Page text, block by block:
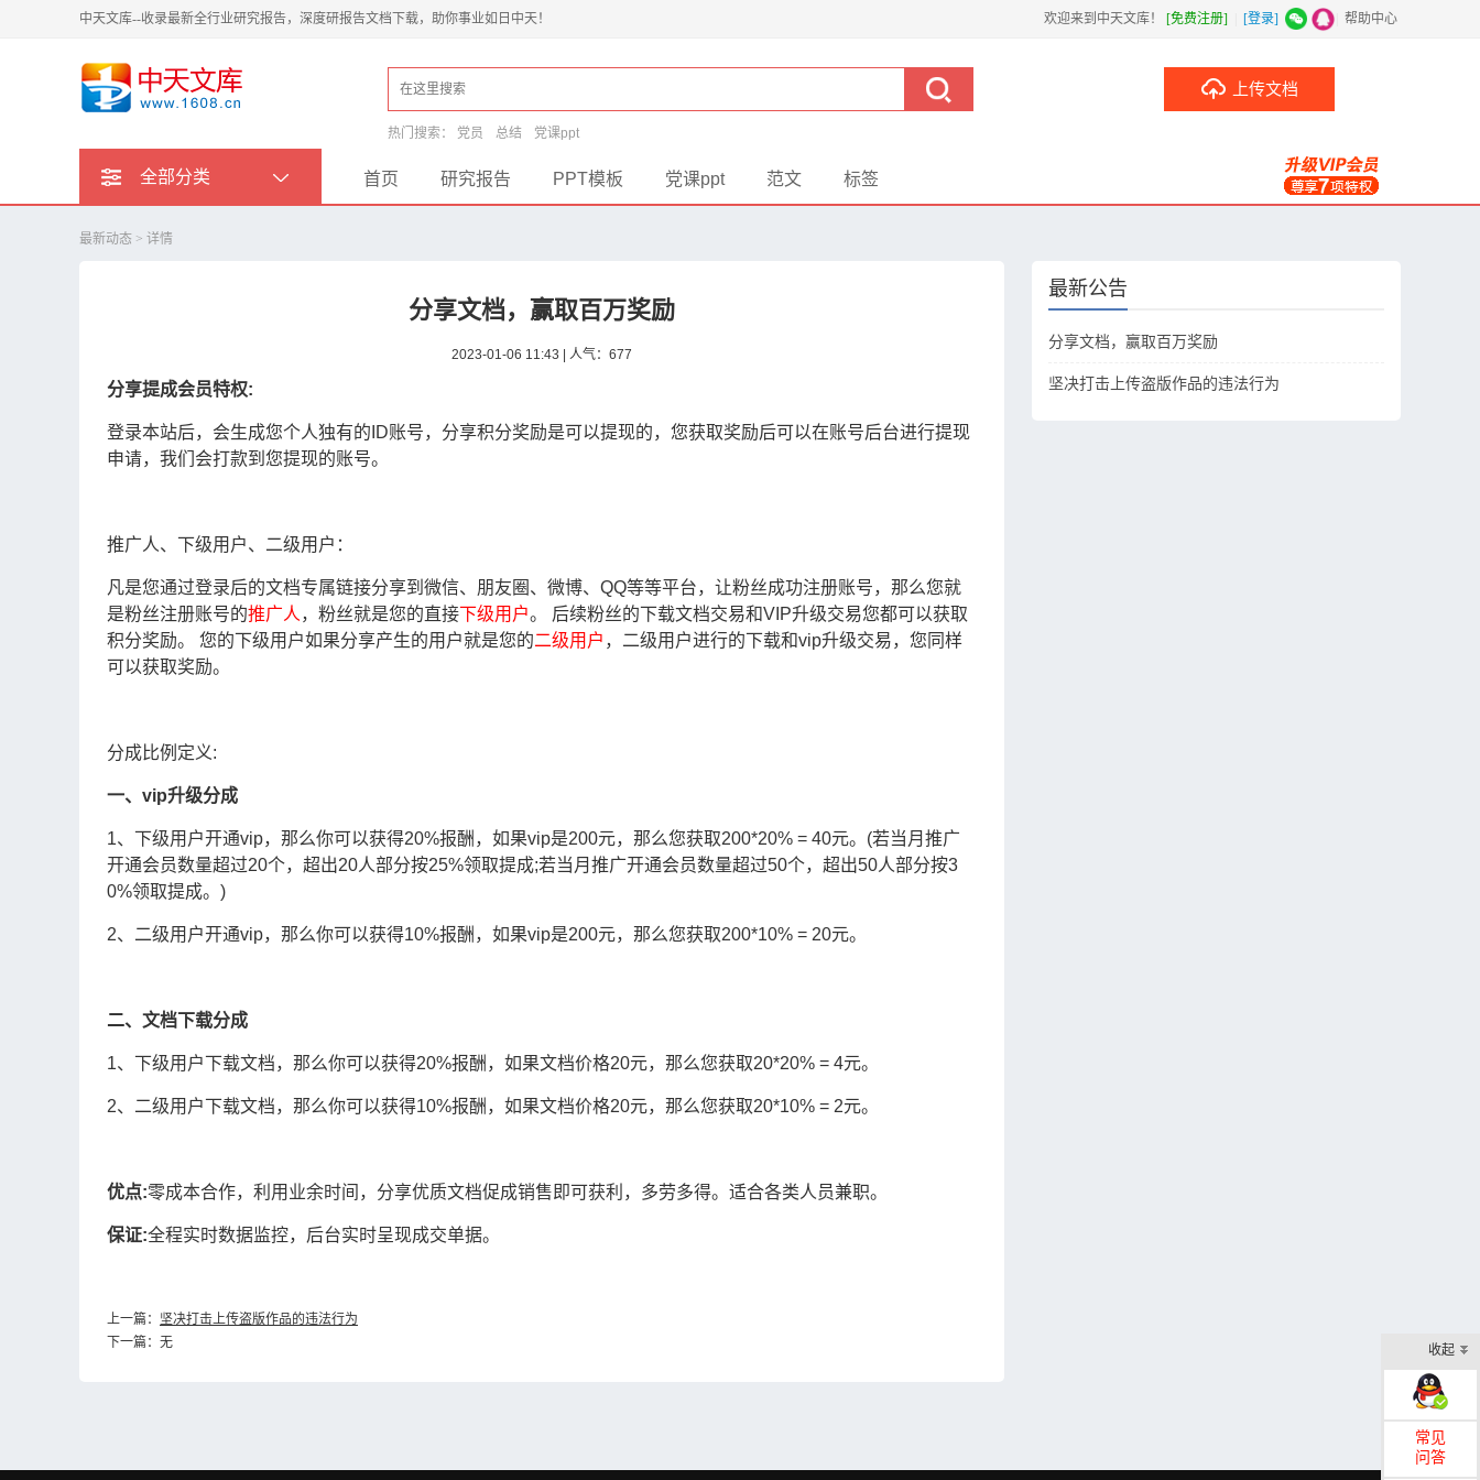
欢迎来到中天文库！ [免费注册] [登录] 帮助中心
中天文库--收录最新全行业研究报告，深度研报告文档下载，助你事业如日中天！
热门搜索： 党员 总结 党课ppt
上传文档
全部分类 首页 研究报告 PPT模板 党课ppt 范文 标签
最新动态 > 详情
分享文档，赢取百万奖励
2023-01-06 11:43 | 人气：677
分享提成会员特权:
登录本站后，会生成您个人独有的ID账号，分享积分奖励是可以提现的，您获取奖励后可以在账号后台进行提现
申请，我们会打款到您提现的账号。
推广人、下级用户、二级用户：
凡是您通过登录后的文档专属链接分享到微信、朋友圈、微博、QQ等等平台，让粉丝成功注册账号，那么您就
是粉丝注册账号的推广人 ，粉丝就是您的直接下级用户。 后续粉丝的下载文档交易和VIP升级交易您都可以获取
积分奖励。 您的下级用户如果分享产生的用户就是您的二级用户 ，二级用户进行的下载和vip升级交易，您同样
可以获取奖励。
分成比例定义:
一、vip升级分成
1、下级用户开通vip，那么你可以获得20%报酬，如果vip是200元，那么您获取200*20% = 40元。(若当月推广
开通会员数量超过20个，超出20人部分按25%领取提成;若当月推广开通会员数量超过50个，超出50人部分按3
0%领取提成。)
2、二级用户开通vip，那么你可以获得10%报酬，如果vip是200元，那么您获取200*10% = 20元。
二、文档下载分成
1、下级用户下载文档，那么你可以获得20%报酬，如果文档价格20元，那么您获取20*20% = 4元。
2、二级用户下载文档，那么你可以获得10%报酬，如果文档价格20元，那么您获取20*10% = 2元。
优点:零成本合作，利用业余时间，分享优质文档促成销售即可获利，多劳多得。适合各类人员兼职。
保证:全程实时数据监控，后台实时呈现成交单据。
上一篇： 坚决打击上传盗版作品的违法行为
下一篇：无
最新公告
分享文档，赢取百万奖励
坚决打击上传盗版作品的违法行为
收起
常见
问答